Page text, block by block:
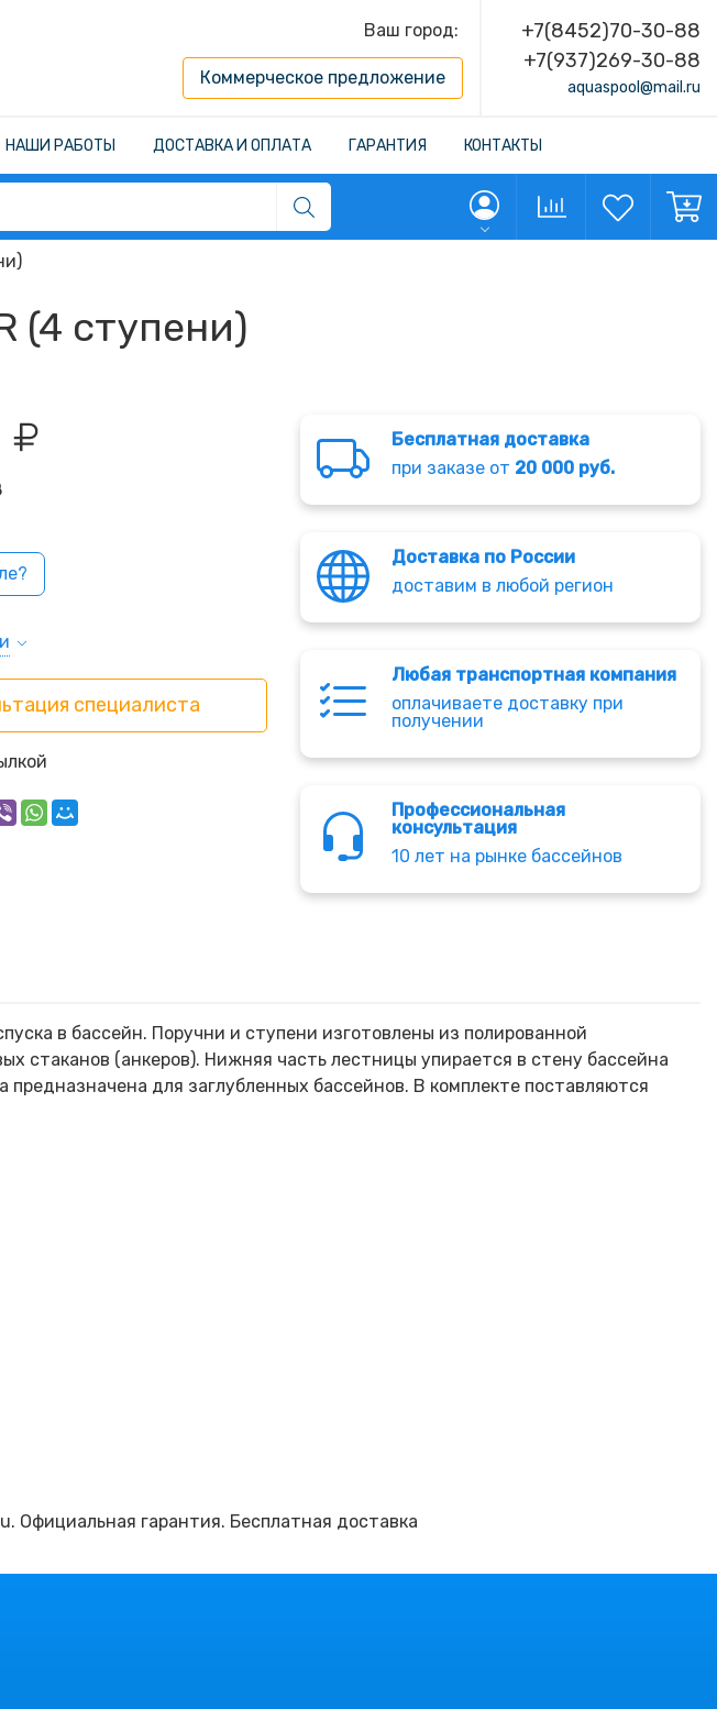
Ваш город:
Коммерческое предложение
+7(8452)70-30-88
+7(937)269-30-88
aquaspool@mail.ru
НАШИ РАБОТЫ ДОСТАВКА И ОПЛАТА ГАРАНТИЯ КОНТАКТЫ
(4 ступени)
специалиста
Бесплатная доставка
при заказе от 20 000 руб.
Доставка по России
доставим в любой регион
Любая транспортная компания
оплачиваете доставку при
получении
Профессиональная
консультация
10 лет на рынке бассейнов
в бассейн. Поручни и ступени изготовлены из полированной
стаканов (анкеров). Нижняя часть лестницы упирается в стену бассейна
для заглубленных бассейнов. В комплекте поставляются
Официальная гарантия. Бесплатная доставка